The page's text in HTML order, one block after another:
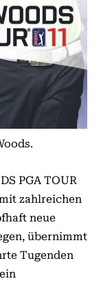
PGA TOUR
zahlreichen
neue
übernimmt
Tugenden